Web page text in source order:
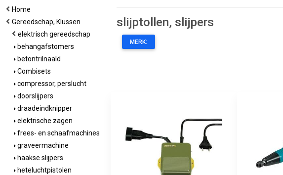
Home
Gereedschap, Klussen
elektrisch gereedschap
behangafstomers
betontrilnaald
Combisets
compressor, perslucht
doorslijpers
draadeindknipper
elektrische zagen
frees- en schaafmachines
graveermachine
haakse slijpers
heteluchtpistolen
slijptollen, slijpers
MERK: